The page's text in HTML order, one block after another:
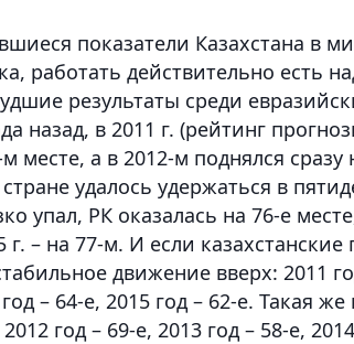
показатели Казахстана в
работать действительно есть
результаты среди
назад, в 2011 г. (рейтинг
месте, а в 2012-м поднялся
удалось удержаться в
упал, РК оказалась на 76-е
г. – на 77-м. И если
движение вверх: 2011
– 64-е, 2015 год – 62-е. Такая
год – 69-е, 2013 год – 58-е,